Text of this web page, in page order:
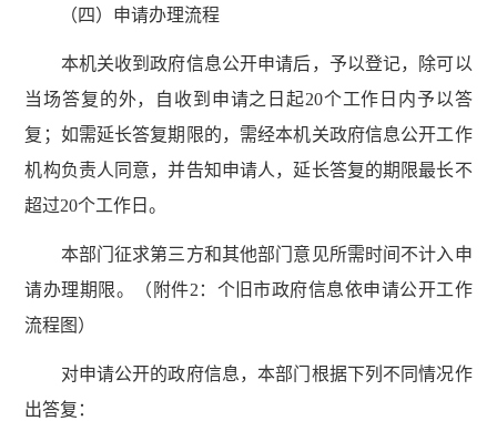
（四）申请办理流程
本机关收到政府信息公开申请后，予以登记，除可以
当场答复的外，自收到申请之日起20个工作日内予以答
复；如需延长答复期限的，需经本机关政府信息公开工作
机构负责人同意，并告知申请人，延长答复的期限最长不
超过20个工作日。
本部门征求第三方和其他部门意见所需时间不计入申
请办理期限。（附件2：个旧市政府信息依申请公开工作
流程图）
对申请公开的政府信息，本部门根据下列不同情况作
出答复：